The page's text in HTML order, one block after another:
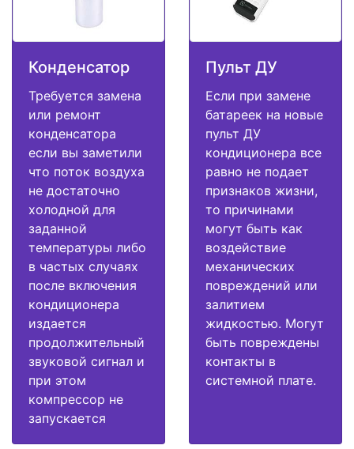
Конденсатор
Требуется замена
или ремонт
конденсатора
если вы заметили
что поток воздуха
не достаточно
холодной для
заданной
температуры либо
в частых случаях
после включения
кондиционера
издается
продолжительный
звуковой сигнал и
при этом
компрессор не
запускается
Пульт ДУ
Если при замене
батареек на новые
пульт ДУ
кондиционера все
равно не подает
признаков жизни,
то причинами
могут быть как
воздействие
механических
повреждений или
залитием
жидкостью. Могут
быть повреждены
контакты в
системной плате.